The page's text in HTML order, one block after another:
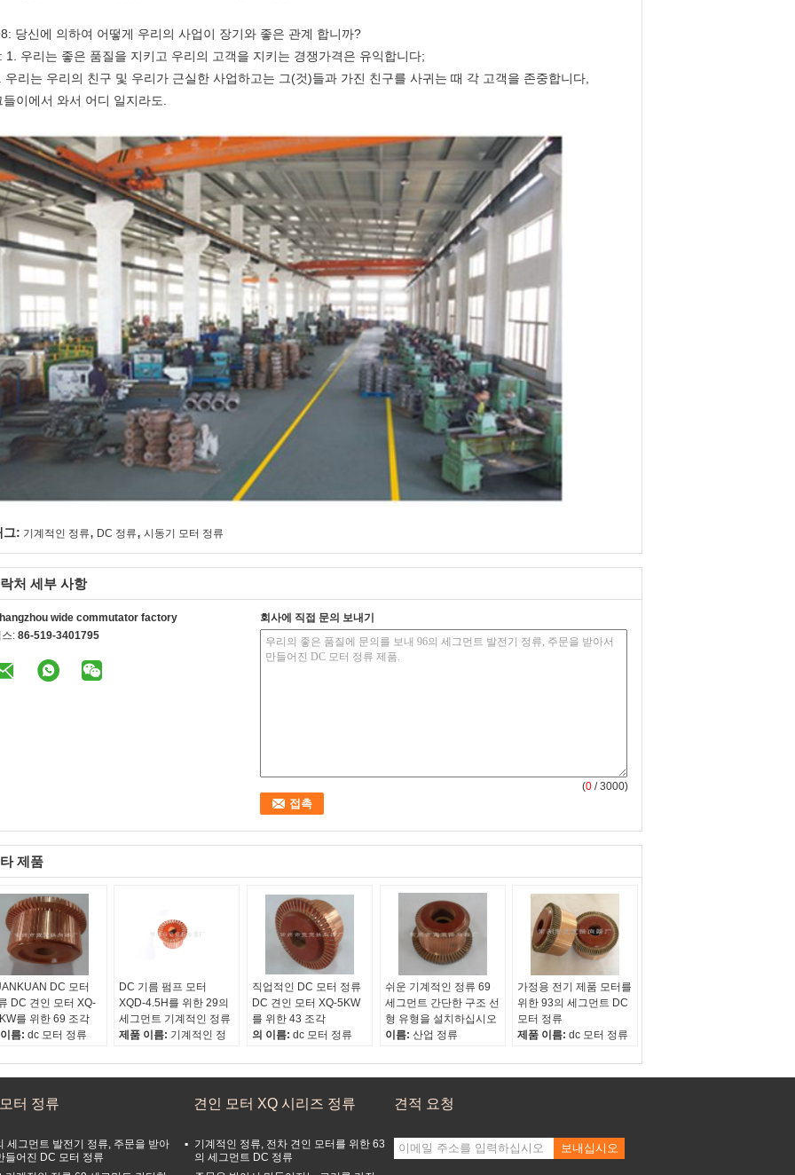
당신에 의하여 어떻게 우리의 사업이 장기와 좋은 관계 합니까?
1. 우리는 좋은 품질을 지키고 우리의 고객을 지키는 경쟁가격은 유익합니다;
우리는 우리의 친구 및 우리가 근실한 사업하고는 그(것)들과 가진 친구를 사귀는 때 각 고객을 존중합니다,
들이에서 와서 어디 일지라도.
그: 기계적인 정류, DC 정류, 시동기 모터 정류
처 세부 사항
wide commutator factory
: 86-519-3401795
회사에 직접 문의 보내기
(0 / 3000)
제품
DC 모터
DC 견인 모터 XQ-
를 위한 69 조각
름: dc 모터 정류
.2:돌비늘 장
트 압축 물자
DC 기름 펌프 모터
XQD-4.5H를 위한 29의
세그먼트 기계적인 정류
제품 이름: 기계적인 정
광선 물자:전해질 구리
페놀 유리제 필
직업적인 DC 모터 정류
DC 견인 모터 XQ-5KW
를 위한 43 조각
의 이름: dc 모터 정류
자료.2:돌비늘 장
라멘트 압축 물자
쉬운 기계적인 정류 69
세그먼트 간단한 구조 선
형 유형을 설치하십시오
이름: 산업 정류
가정용 전기 제품 모터를
위한 93의 세그먼트 DC
모터 정류
제품 이름:dc 모터 정류
자료.2:돌비늘 장
터 정류
세그먼트 발전기 정류, 주문을 받아
들어진 DC 모터 정류
견인 모터 XQ 시리즈 정류
기계적인 정류, 전차 견인 모터를 위한 63
의 세그먼트 DC 정류
견적 요청
보내십시오